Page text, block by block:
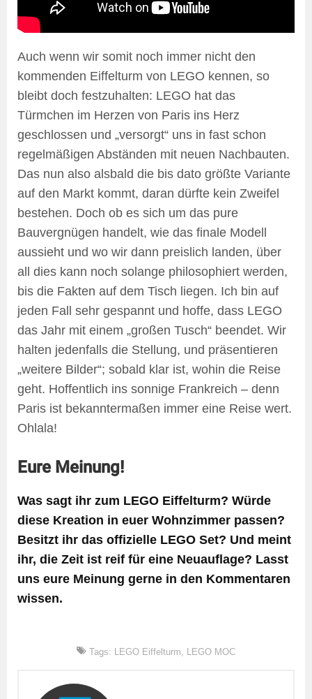
Auch wenn wir somit noch immer nicht den
kommenden Eiffelturm von LEGO kennen, so
bleibt doch festzuhalten: LEGO hat das
Türmchen im Herzen von Paris ins Herz
geschlossen und „versorgt“ uns in fast schon
regelmäßigen Abständen mit neuen Nachbauten.
Das nun also alsbald die bis dato größte Variante
auf den Markt kommt, daran dürfte kein Zweifel
bestehen. Doch ob es sich um das pure
Bauvergnügen handelt, wie das finale Modell
aussieht und wo wir dann preislich landen, über
all dies kann noch solange philosophiert werden,
bis die Fakten auf dem Tisch liegen. Ich bin auf
jeden Fall sehr gespannt und hoffe, dass LEGO
das Jahr mit einem „großen Tusch“ beendet. Wir
halten jedenfalls die Stellung, und präsentieren
„weitere Bilder“; sobald klar ist, wohin die Reise
geht. Hoffentlich ins sonnige Frankreich – denn
Paris ist bekanntermaßen immer eine Reise wert.
Ohlala!
Eure Meinung!
Was sagt ihr zum LEGO Eiffelturm? Würde
diese Kreation in euer Wohnzimmer passen?
Besitzt ihr das offizielle LEGO Set? Und meint
ihr, die Zeit ist reif für eine Neuauflage? Lasst
uns eure Meinung gerne in den Kommentaren
wissen.
Tags: LEGO Eiffelturm LEGO MOC